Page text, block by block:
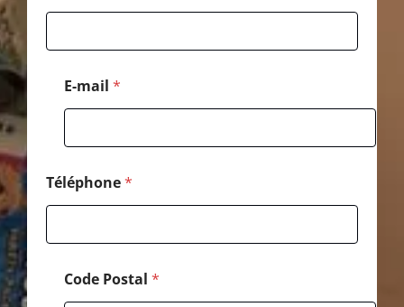
E-mail *
Téléphone*
Code Postal *